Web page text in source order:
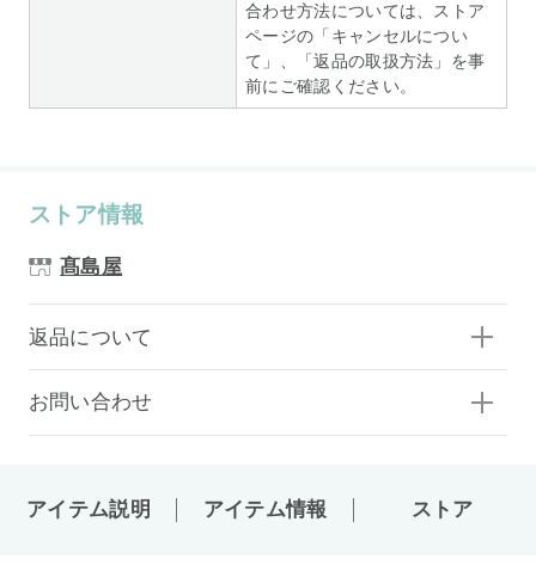
合わせ方法については、ストア
ページの「キャンセルについ
て」、「返品の取扱方法」を事
前にご確認ください。
ストア情報
髙島屋
返品について
お問い合わせ
アイテム説明 アイテム情報 ストア